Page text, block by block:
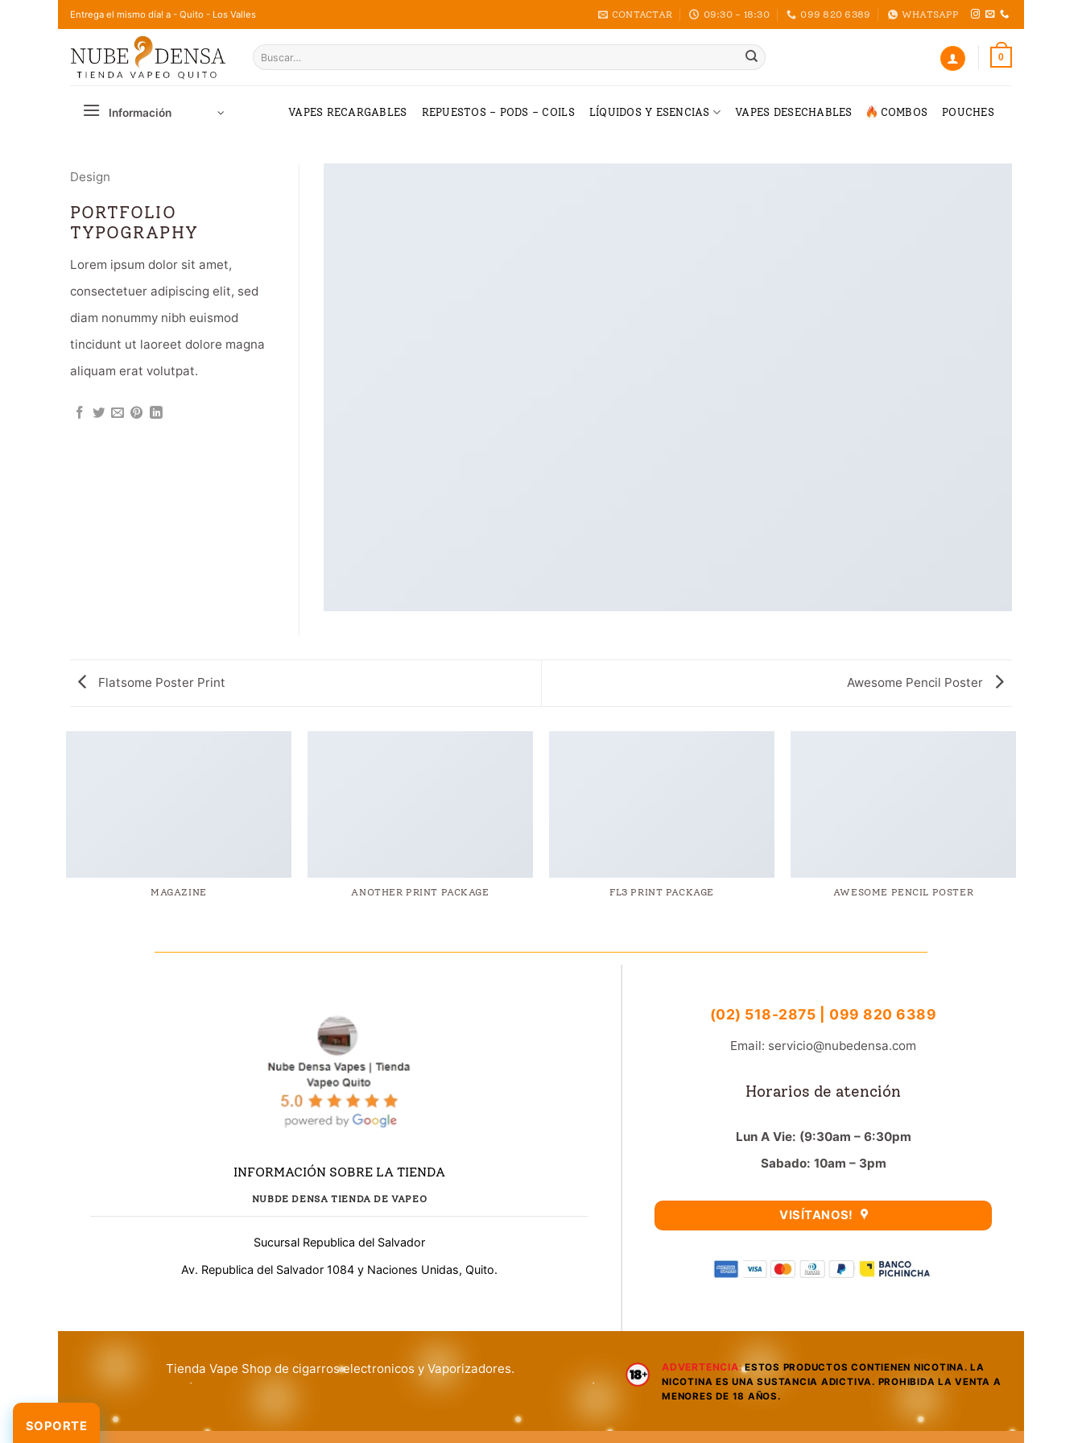
Saltar
contenido
Entrega el mismo día! a - Quito - Los Valles CONTACTAR 09:30 - 18:30 099 820 6389 WHATSAPP
Buscar
por:
0
Información VAPES RECARGABLES REPUESTOS – PODS – COILS LÍQUIDOS Y ESENCIAS VAPES DESECHABLES COMBOS POUCHES
Design
PORTFOLIO
TYPOGRAPHY
Lorem ipsum dolor sit amet,
consectetuer adipiscing elit, sed
diam nonummy nibh euismod
tincidunt ut laoreet dolore magna
aliquam erat volutpat.
Flatsome Poster Print Awesome Pencil Poster
MAGAZINE ANOTHER PRINT PACKAGE FL3 PRINT PACKAGE AWESOME PENCIL POSTER
INFORMACIÓN SOBRE LA TIENDA
NUBDE DENSA TIENDA DE VAPEO
Sucursal Republica del Salvador
Av. Republica del Salvador 1084 y Naciones Unidas, Quito.
(02) 518-2875 | 099 820 6389
Email: servicio@nubedensa.com
Horarios de atención
Lun A Vie: (9:30am – 6:30pm
Sabado: 10am – 3pm
VISÍTANOS!
Tienda Vape Shop de cigarros electronicos y Vaporizadores. ADVERTENCIA: ESTOS PRODUCTOS CONTIENEN NICOTINA. LA
NICOTINA ES UNA SUSTANCIA ADICTIVA. PROHIBIDA LA VENTA A
MENORES DE 18 AÑOS.
LIVE CHAT
SOPORTE